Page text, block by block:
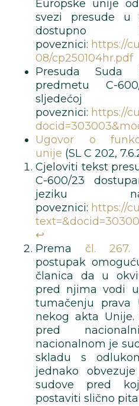
Europske unije
svezi presude u
dostupno
poveznici: https://
08/cp250104hr.pdf
Presuda Suda
predmetu C-
sljedećoj
poveznici: https://
Ugovor o
unije (SL C 202,
Cjeloviti tekst
C-600/23
jeziku
poveznici: https://
↩︎
Prema čl. 267.
postupak
članica da u
pred njima vodi
tumačenju prava
nekog akta
pred
nacionalnom je
skladu s
jednako
sudove pred
postaviti slično